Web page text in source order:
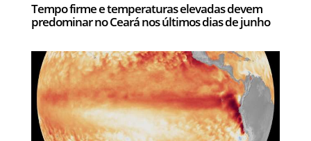
Tempo firme e temperaturas elevadas devem
predominar no Ceará nos últimos dias de junho